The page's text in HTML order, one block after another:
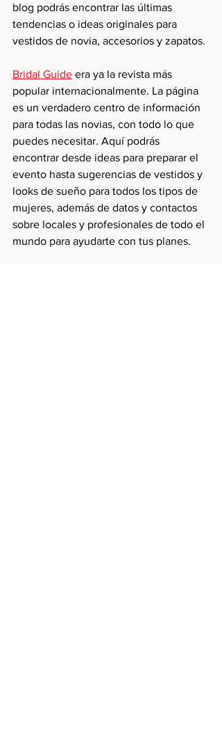
blog podrás encontrar las últimas
tendencias o ideas originales para
vestidos de novia, accesorios y zapatos.
Bridal Guide era ya la revista más
popular internacionalmente. La página
es un verdadero centro de información
para todas las novias, con todo lo que
puedes necesitar. Aquí podrás
encontrar desde ideas para preparar el
evento hasta sugerencias de vestidos y
looks de sueño para todos los tipos de
mujeres, además de datos y contactos
sobre locales y profesionales de todo el
mundo para ayudarte con tus planes.